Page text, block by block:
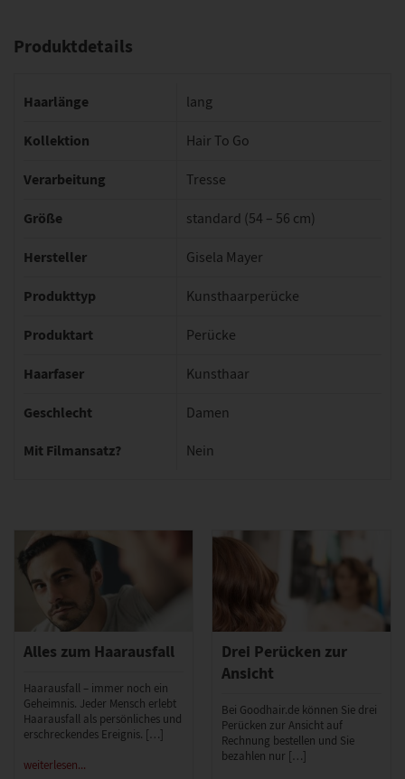
Produktdetails
Haarlänge lang
Kollektion Hair To Go
Verarbeitung Tresse
Größe standard (54 – 56 cm)
Hersteller Gisela Mayer
Produkttyp Kunsthaarperücke
Produktart Perücke
Haarfaser Kunsthaar
Geschlecht Damen
Mit Filmansatz? Nein
Alles zum Haarausfall
Haarausfall – immer noch ein
Geheimnis. Jeder Mensch erlebt
Haarausfall als persönliches und
erschreckendes Ereignis. […]
weiterlesen...
Drei Perücken zur
Ansicht
Bei Goodhair.de können Sie drei
Perücken zur Ansicht auf
Rechnung bestellen und Sie
bezahlen nur […]